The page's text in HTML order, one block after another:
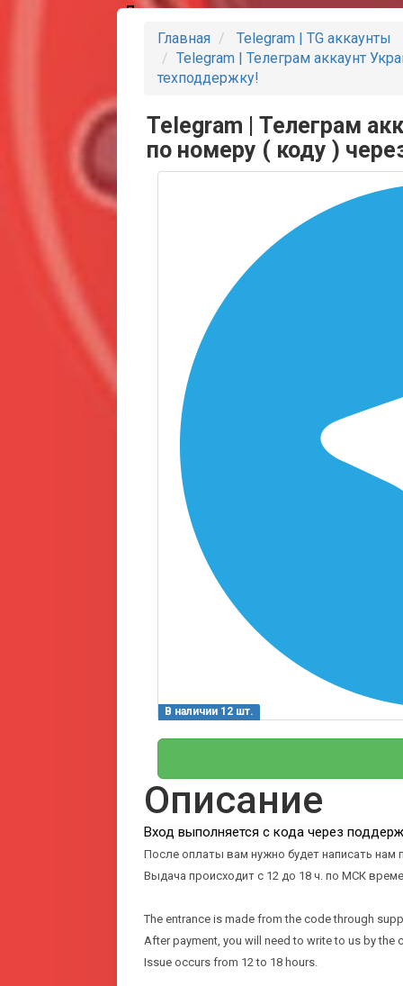
Партнеры
Главная
Telegram | TG аккаунты
Telegram | Телеграм аккаунт
техподдержку!
Telegram | Телеграм
по номеру ( коду )
В наличии 12 шт.
Описание
Вход выполняется с кода через
После оплаты вам нужно будет написать нам
Выдача происходит с 12 до 18 ч. по МСК
The entrance is made from the code through
After payment, you will need to write to us by
Issue occurs from 12 to 18 hours.